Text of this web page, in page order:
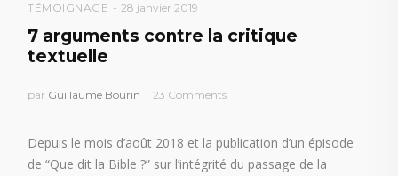
TÉMOIGNAGE 28 janvier 2019
7 arguments contre la critique
textuelle
par Guillaume Bourin 23 Comments
Depuis le mois d’août 2018 et la publication d’un épisode
de “Que dit la Bible ?” sur l’intégrité du passage de la